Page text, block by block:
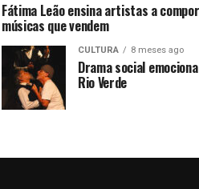
Fátima Leão ensina artistas a
músicas que vendem
CULTURA 8 meses ago
Drama social
Rio Verde